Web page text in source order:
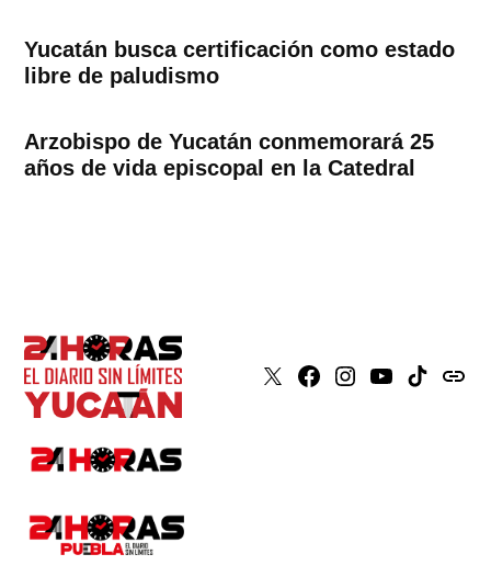
Yucatán busca certificación como estado
libre de paludismo
Arzobispo de Yucatán conmemorará 25
años de vida episcopal en la Catedral
X Faceboook
Instagram
YoutubeTiktokissuu